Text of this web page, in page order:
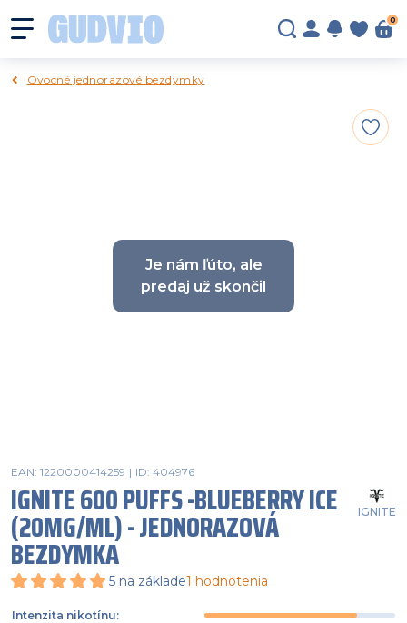
0
Ovocné jednorazové bezdymky
Je nám ľúto, ale
predaj už skončil
EAN: 1220000414259 | ID: 404976
IGNITE 600 PUFFS -BLUEBERRY ICE
(20MG/ML) - JEDNORAZOVÁ
BEZDYMKA
IGNITE
5 na základe1 hodnotenia
Intenzita nikotínu: